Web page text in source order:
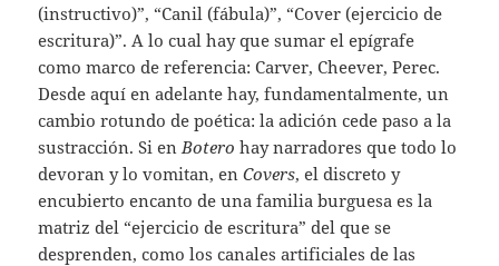
(instructivo)”, “Canil (fábula)”, “Cover (ejercicio de
escritura)”. A lo cual hay que sumar el epígrafe
como marco de referencia: Carver, Cheever, Perec.
Desde aquí en adelante hay, fundamentalmente, un
cambio rotundo de poética: la adición cede paso a la
sustracción. Si en Botero hay narradores que todo lo
devoran y lo vomitan, enCovers, el discreto y
encubierto encanto de una familia burguesa es la
matriz del “ejercicio de escritura” del que se
desprenden, como los canales artificiales de las